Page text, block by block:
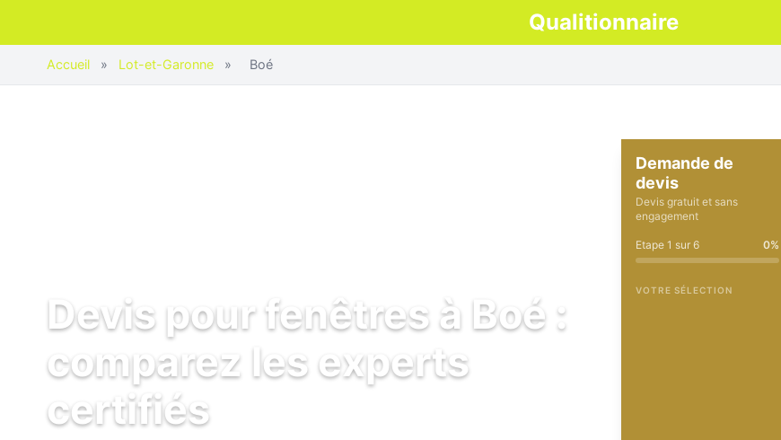
Qualitionnaire
Accueil » Lot-et-Garonne » Boé
Devis pour fenêtres à Boé :
comparez les experts
certifiés
Demande de
devis
Devis gratuit et sans
engagement
Etape 1 sur 6 0%
VOTRE SÉLECTION